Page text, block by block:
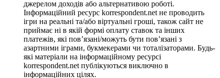
джерелом доходів або альтернативою роботі.
Інформаційний ресурс korrespondent.net не проводить
ігри на реальні та/або віртуальні гроші, також сайт не
приймає ні в якій формі оплату ставок та інших
платежів, які пов’язані/можуть бути пов’язані з
азартними іграми, букмекерами чи тоталізаторами. Будь-
які матеріали на інформаційному ресурсі
korrespondent.net публікуються виключно в
інформаційних цілях.